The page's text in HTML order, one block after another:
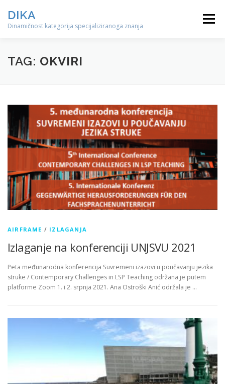
sadržaj
DIKA
Dinamičnost kategorija specijaliziranoga znanja
Izbornik
TAG: OKVIRI
AIRFRAME / IZLAGANJA
Izlaganje na konferenciji UNJSVU 2021
Peta međunarodna konferencija Suvremeni izazovi u poučavanju jezika
struke / Contemporary Challenges in LSP Teaching održana je putem
platforme Zoom 1. i 2. srpnja 2021. Ana Ostroški Anić održala je …